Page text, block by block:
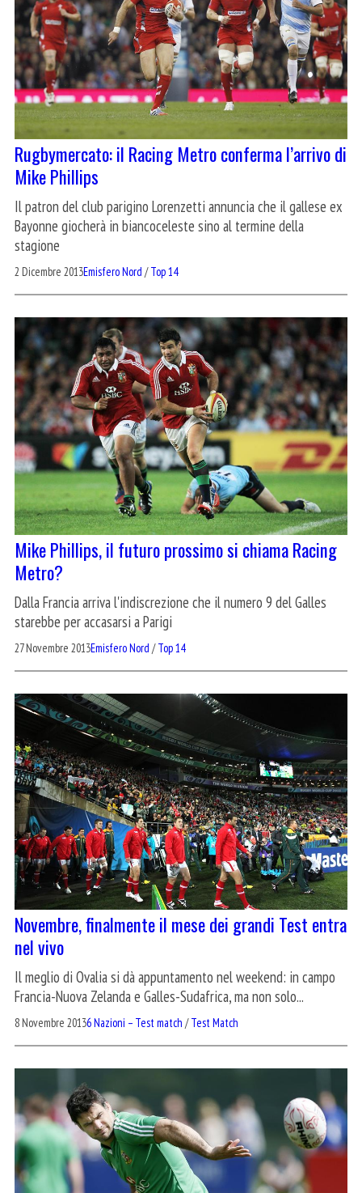
Rugbymercato: il Racing Metro conferma l’arrivo di
Mike Phillips
Il patron del club parigino Lorenzetti annuncia che il gallese ex
Bayonne giocherà in biancoceleste sino al termine della
stagione
2 Dicembre 2013Emisfero Nord /Top 14
Mike Phillips, il futuro prossimo si chiama Racing
Metro?
Dalla Francia arriva l'indiscrezione che il numero 9 del Galles
starebbe per accasarsi a Parigi
27 Novembre 2013Emisfero Nord /Top 14
Novembre, finalmente il mese dei grandi Test entra
nel vivo
Il meglio di Ovalia si dà appuntamento nel weekend: in campo
Francia-Nuova Zelanda e Galles-Sudafrica, ma non solo...
8 Novembre 20136 Nazioni – Test match /Test Match